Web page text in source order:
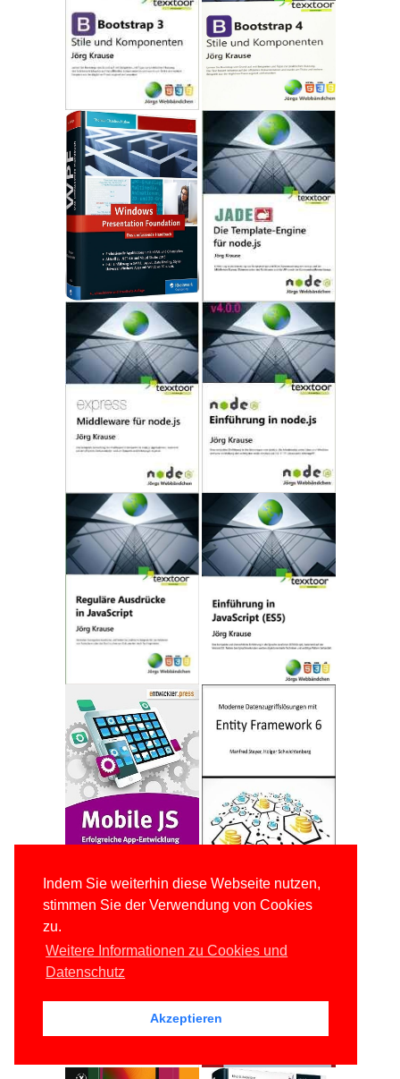
Indem Sie weiterhin diese Webseite nutzen,
stimmen Sie der Verwendung von Cookies
zu.
Weitere Informationen zu Cookies und
Datenschutz
Akzeptieren